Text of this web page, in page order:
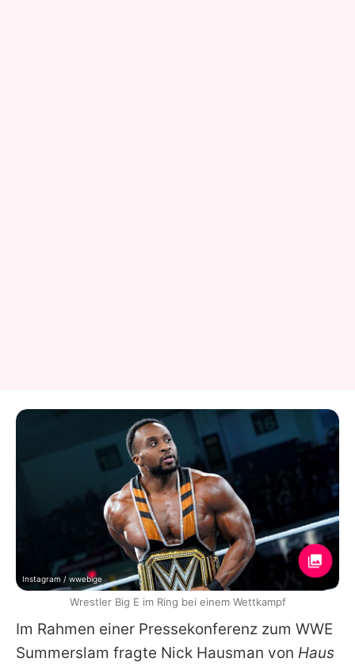
Im Rahmen einer Pressekonferenz zum WWE
Summerslam fragte Nick Hausman von Haus
Instagram / wwebige
Wrestler Big E im Ring bei einem Wettkampf